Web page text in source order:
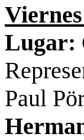
Lugar:
Paul